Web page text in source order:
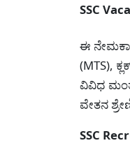
SSC
ಈ
(MTS),
ವಿವಿಧ
ವೇತನ
SSC